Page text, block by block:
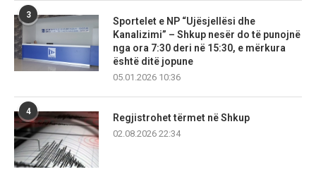
3
Sportelet e NP “Ujësjellësi dhe
Kanalizimi” – Shkup nesër do të punojnë
nga ora 7:30 deri në 15:30, e mërkura
është ditë jopune
05.01.2026 10:36
4
Regjistrohet tërmet në Shkup
02.08.2026 22:34